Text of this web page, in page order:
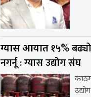
ग्यास आयात १५%
नगर्नू : ग्यास उद्योग संघ